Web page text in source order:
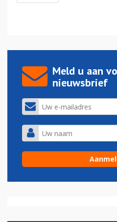
Meld u aan
nieuwsbrief